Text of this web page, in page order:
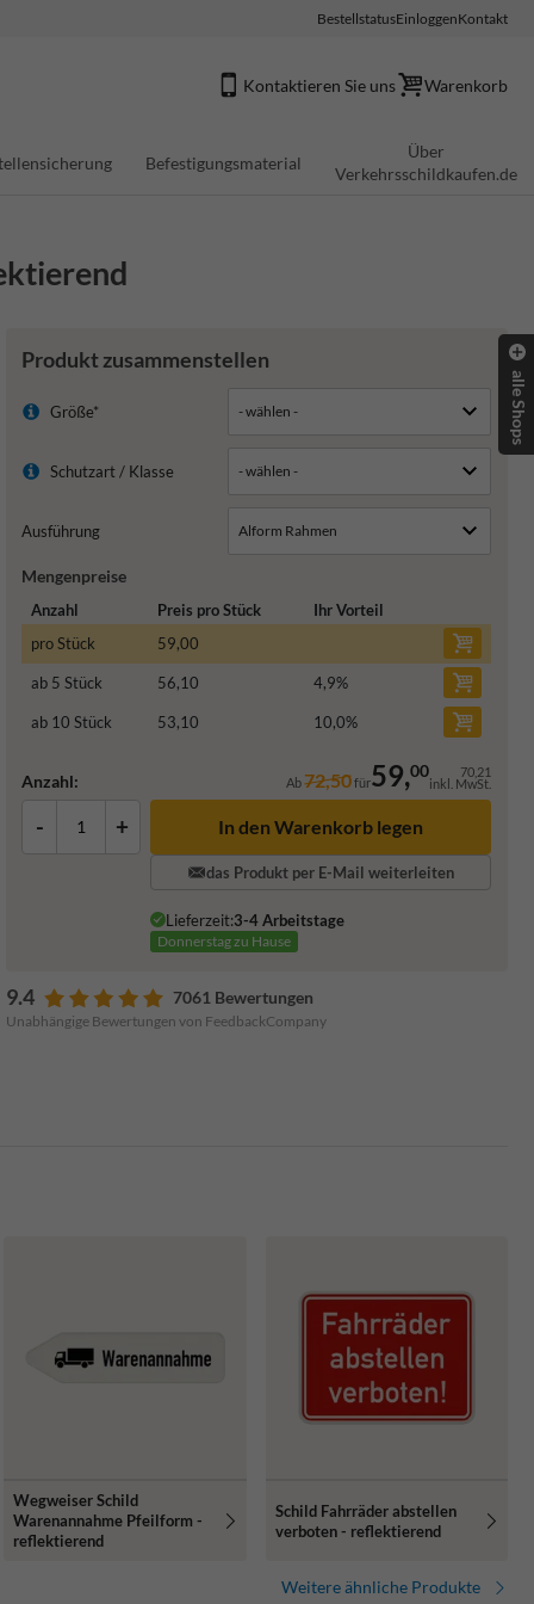
BestellstatusEinloggenKontakt
Kontaktieren Sie uns Warenkorb
Befestigungsmaterial
Über
Verkehrsschildkaufen.de
Produkt zusammenstellen
Größe*
Schutzart / Klasse
Ausführung
Mengenpreise
Anzahl Preis pro Stück
Ihr Vorteil
pro Stück
59,00
ab 5 Stück 56,10 4,9%
ab 10 Stück 53,10 10,0%
Anzahl: Ab72,50für59,00 70,21
inkl. MwSt.
- + In den Warenkorb legen
das Produkt per E-Mail weiterleiten
Lieferzeit:3-4 Arbeitstage
Donnerstag zu Hause
9.4 7061 Bewertungen
Unabhängige Bewertungen von FeedbackCompany
Wegweiser Schild
Warenannahme Pfeilform -
reflektierend
Schild Fahrräder abstellen
verboten - reflektierend
Weitere ähnliche Produkte
alle Shops